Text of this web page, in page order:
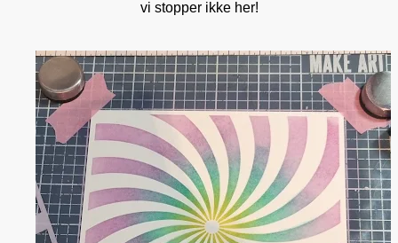
vi stopper ikke her!